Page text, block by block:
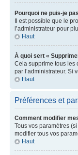
Pourquoi ne puis-je
Il est possible que le
l’administrateur pour
Haut
À quoi sert «
Cela supprime tous les
par l’administrateur. Si
Haut
Préférences et
Comment modifier
Tous vos paramètres
modifier tous vos
Haut